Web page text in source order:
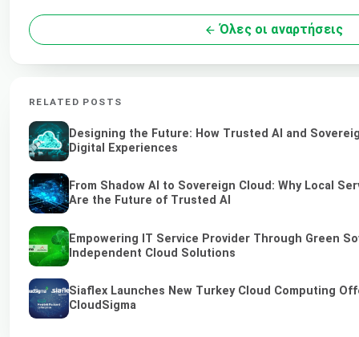
Όλες οι αναρτήσεις
RELATED POSTS
Designing the Future: How Trusted AI and
Digital Experiences
From Shadow AI to Sovereign Cloud: Why Local
Are the Future of Trusted AI
Empowering IT Service Provider Through Green
Independent Cloud Solutions
Siaflex Launches New Turkey Cloud Computing
CloudSigma